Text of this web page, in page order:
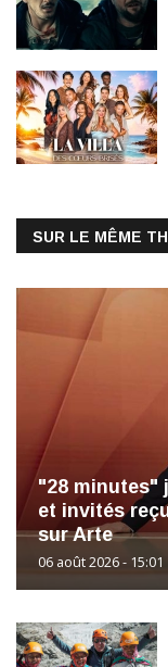
SUR LE MÊME
"28 minutes"
et invités
sur Arte
06 août 2026 - 15:01